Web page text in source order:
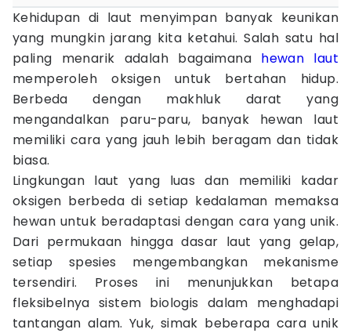
Kehidupan di laut menyimpan banyak keunikan
yang mungkin jarang kita ketahui. Salah satu hal
paling menarik adalah bagaimana hewan laut
memperoleh oksigen untuk bertahan hidup.
Berbeda dengan makhluk darat yang
mengandalkan paru-paru, banyak hewan laut
memiliki cara yang jauh lebih beragam dan tidak
biasa.
Lingkungan laut yang luas dan memiliki kadar
oksigen berbeda di setiap kedalaman memaksa
hewan untuk beradaptasi dengan cara yang unik.
Dari permukaan hingga dasar laut yang gelap,
setiap spesies mengembangkan mekanisme
tersendiri. Proses ini menunjukkan betapa
fleksibelnya sistem biologis dalam menghadapi
tantangan alam. Yuk, simak beberapa cara unik